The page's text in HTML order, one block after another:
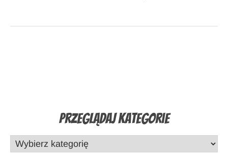
Przeglądaj Kategorie